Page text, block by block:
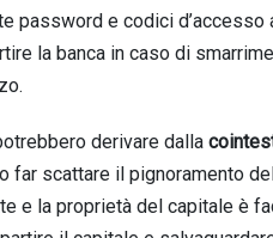
password e codici
la banca in caso di
derivare dalla
far scattare il pignoramento
e la proprietà del capitale è